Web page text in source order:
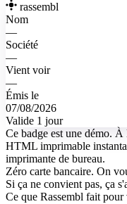
rassembl
Nom
—
Société
—
Vient voir
—
Émis le
07/08/2026
Valide 1 jour
Ce badge est une démo.
HTML imprimable
imprimante de bureau.
Zéro carte bancaire. On
Si ça ne convient pas, ça
Ce que Rassembl fait pour